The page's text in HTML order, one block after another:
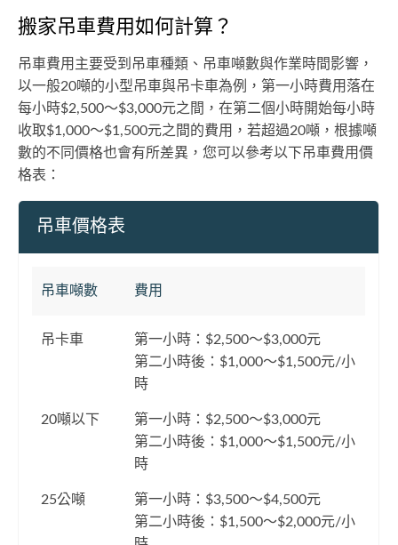
搬家吊車費用如何計算？
吊車費用主要受到吊車種類、吊車噸數與作業時間影響，
以一般20噸的小型吊車與吊卡車為例，第一小時費用落在
每小時$2,500～$3,000元之間，在第二個小時開始每小時
收取$1,000～$1,500元之間的費用，若超過20噸，根據噸
數的不同價格也會有所差異，您可以參考以下吊車費用價
格表：
吊車價格表
吊車噸數 費用
吊卡車
第一小時：$2,500～$3,000元
第二小時後：$1,000～$1,500元/小
時
20噸以下
第一小時：$2,500～$3,000元
第二小時後：$1,000～$1,500元/小
時
25公噸
第一小時：$3,500～$4,500元
第二小時後：$1,500～$2,000元/小